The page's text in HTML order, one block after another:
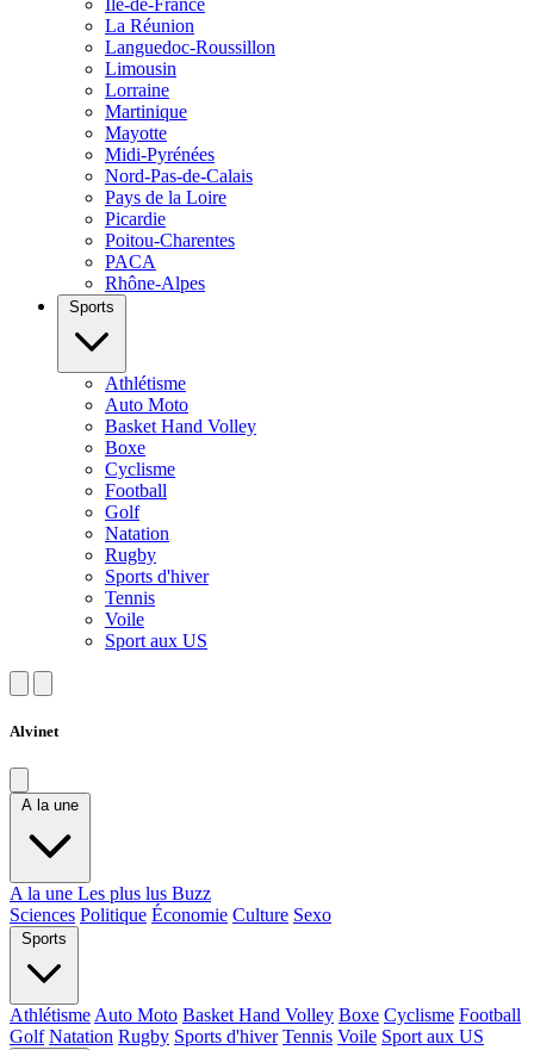
Ile-de-France
La Réunion
Languedoc-Roussillon
Limousin
Lorraine
Martinique
Mayotte
Midi-Pyrénées
Nord-Pas-de-Calais
Pays de la Loire
Picardie
Poitou-Charentes
PACA
Rhône-Alpes
Sports
Athlétisme
Auto Moto
Basket Hand Volley
Boxe
Cyclisme
Football
Golf
Natation
Rugby
Sports d'hiver
Tennis
Voile
Sport aux US
Alvinet
A la une
A la une Les plus lus Buzz
Sciences Politique Économie Culture Sexo
Sports
Athlétisme Auto Moto Basket Hand Volley Boxe Cyclisme Football
Golf Natation Rugby Sports d'hiver Tennis Voile Sport aux US